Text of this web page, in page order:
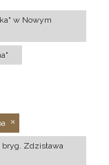
w Nowym
Zdzisława